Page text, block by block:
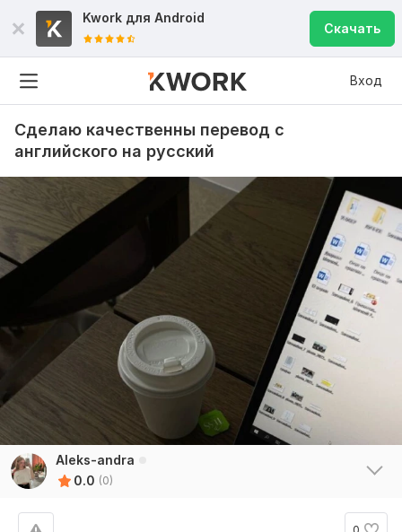
Kwork для Android
Скачать
Вход
Сделаю качественны перевод с
английского на русский
Aleks-andra
0.0 (0)